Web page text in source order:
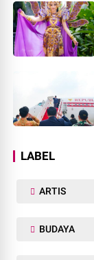
LABEL
ARTIS
BUDAYA